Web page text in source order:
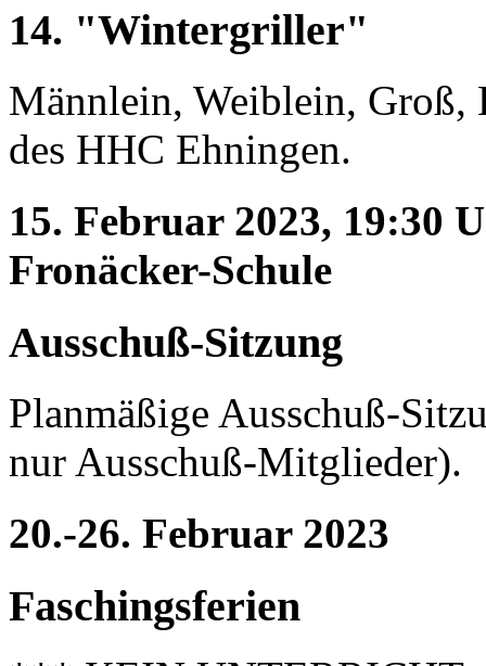
14. "Wintergriller"
Männlein, Weiblein,
des HHC Ehningen.
15. Februar 2023, 19:30
Fronäcker-Schule
Ausschuß-Sitzung
Planmäßige Ausschuß-
nur Ausschuß-Mitglieder).
20.-26. Februar 2023
Faschingsferien